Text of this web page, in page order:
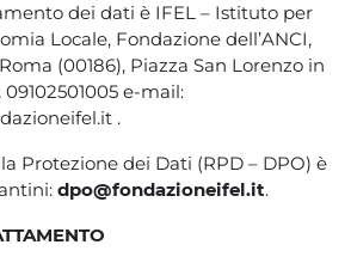
dei dati è IFEL – Istituto per
Locale, Fondazione dell’ANCI,
(00186), Piazza San Lorenzo in
e-mail:
.
Protezione dei Dati (RPD – DPO) è
dpo@fondazioneifel.it.